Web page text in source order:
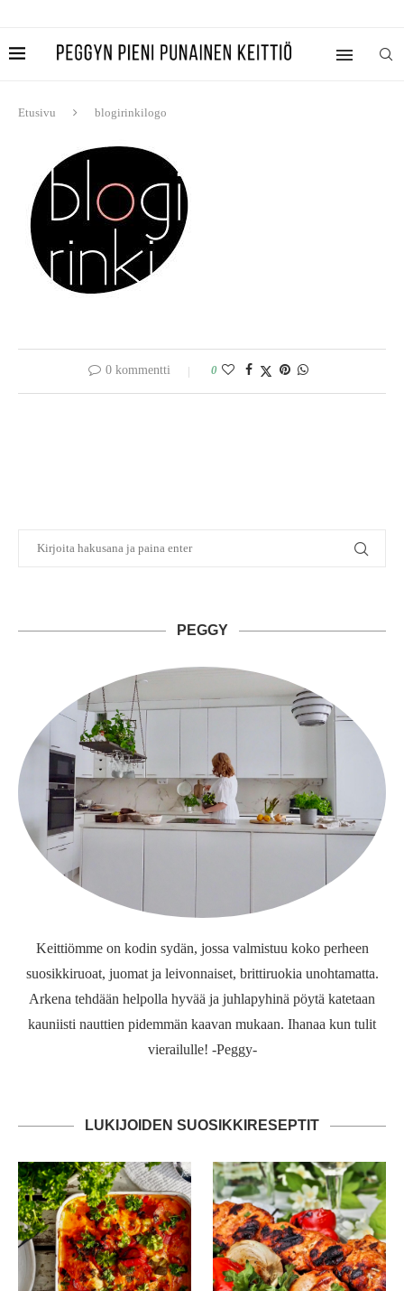
Etusivu blogirinkilogo
0 kommentti 0
PEGGY
Keittiömme on kodin sydän, jossa valmistuu koko perheen
suosikkiruoat, juomat ja leivonnaiset, brittiruokia unohtamatta.
Arkena tehdään helpolla hyvää ja juhlapyhinä pöytä katetaan
kauniisti nauttien pidemmän kaavan mukaan. Ihanaa kun tulit
vierailulle! -Peggy-
LUKIJOIDEN SUOSIKKIRESEPTIT